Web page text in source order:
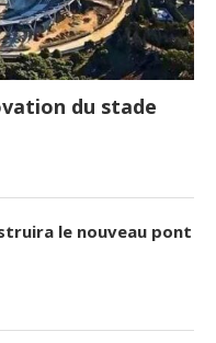
du stade
le nouveau pont